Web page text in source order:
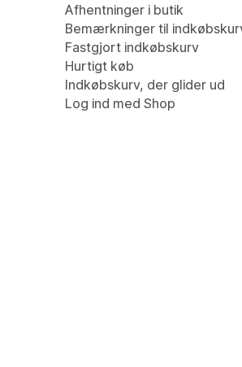
Afhentninger i butik
Bemærkninger til
Fastgjort indkøbskurv
Hurtigt køb
Indkøbskurv, der glider ud
Log ind med Shop